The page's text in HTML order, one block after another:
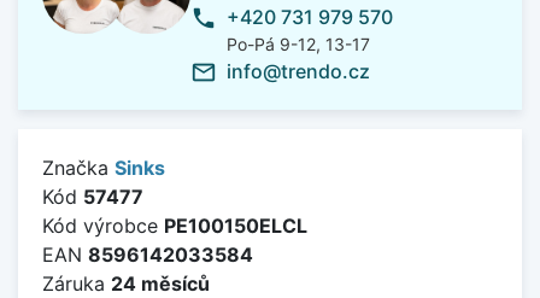
phone +420 731 979 570
Po-Pá 9-12, 13-17
mail_outline info@trendo.cz
Značka Sinks
Kód 57477
Kód výrobce PE100150ELCL
EAN 8596142033584
Záruka 24 měsíců